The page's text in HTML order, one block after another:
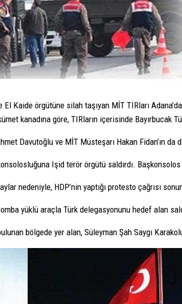
El Kaide örgütüne silah taşıyan MİT TIRları
kanadına göre, TIRların içerisinde Bayırbucak
Davutoğlu ve MİT Müsteşarı Hakan Fidan’ın
Işid terör örgütü saldırdı.
nedeniyle, HDP’nin yaptığı protesto çağrısı
yüklü araçla Türk delegasyonunu hedef alan
bölgede yer alan, Süleyman Şah Saygı